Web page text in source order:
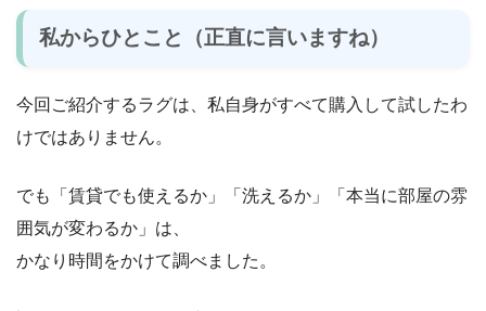
私からひとこと（正直に言いますね）
今回ご紹介するラグは、私自身がすべて購入して試したわ
けではありません。
でも「賃貸でも使えるか」「洗えるか」「本当に部屋の雰
囲気が変わるか」は、
かなり時間をかけて調べました。